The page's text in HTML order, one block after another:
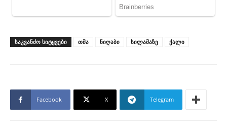
ᲡᲐᲙᲕᲐᲜᲫᲝ ᲡᲘᲢᲧᲕᲔᲑᲘ თმა ნიღაბი სილამაზე ქალი
Facebook X Telegram